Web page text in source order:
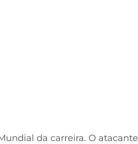
da carreira. O atacante